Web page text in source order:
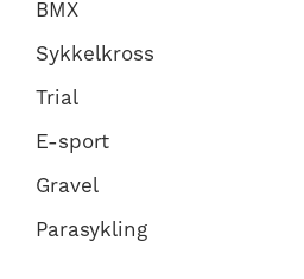
BMX
Sykkelkross
Trial
E-sport
Gravel
Parasykling